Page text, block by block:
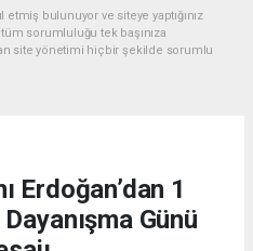
etmiş bulunuyor ve siteye yaptığınız
sorumluluğu tek başınıza
site yönetimi hiçbir şekilde sorumlu
Erdoğan’dan 1
Günü